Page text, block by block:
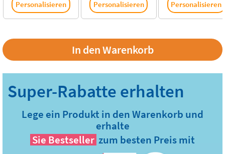
Personalisieren Personalisieren Personalisieren
Lege ein Produkt in den Warenkorb und
erhalte
Sie Bestseller zum besten Preis mit